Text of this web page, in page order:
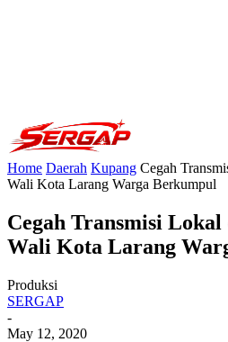
Home Daerah Kupang Cegah
Wali Kota Larang Warga Berkumpul
Cegah Transmisi
Wali Kota Larang
Produksi
SERGAP
-
May 12, 2020